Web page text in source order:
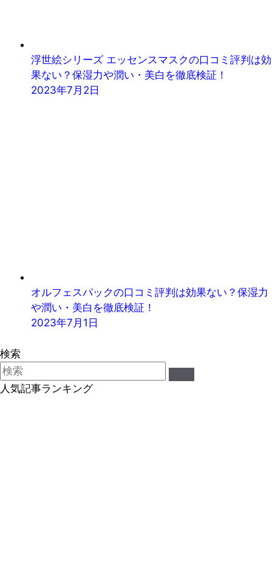
浮世絵シリーズ エッセンスマスクの口コミ評判は効
果ない？保湿力や潤い・美白を徹底検証！
2023年7月2日
オルフェスパックの口コミ評判は効果ない？保湿力
や潤い・美白を徹底検証！
2023年7月1日
検索
人気記事ランキング